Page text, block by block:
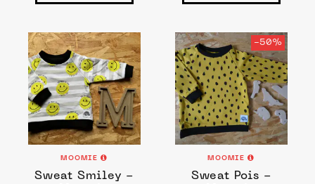
MOOMIE
Sweat Smiley -
-50%
MOOMIE
Sweat Pois -